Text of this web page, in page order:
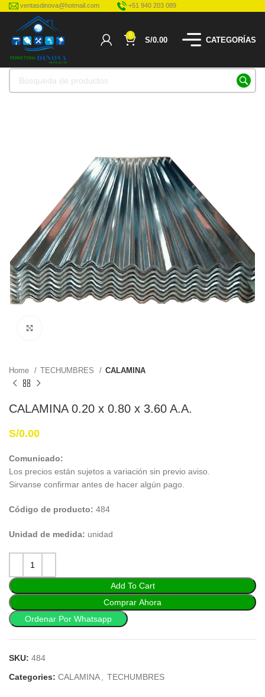
ventasdinova@hotmail.com +51 940 203 089
0
S/0.00 CATEGORÍAS
Home TECHUMBRES CALAMINA
CALAMINA 0.20 x 0.80 x 3.60 A.A.
S/0.00
Comunicado:
Los precios están sujetos a variación sin previo aviso.
Sirvanse confirmar antes de hacer algún pago.
Código de producto: 484
Unidad de medida: unidad
Add To Cart
Comprar Ahora
Ordenar Por Whatsapp
SKU: 484
Categories: CALAMINA TECHUMBRES